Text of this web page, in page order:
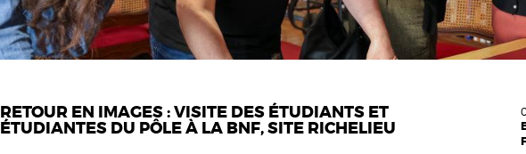
RETOUR EN IMAGES : VISITE DES ÉTUDIANTS ET
ÉTUDIANTES DU PÔLE À LA BNF, SITE RICHELIEU